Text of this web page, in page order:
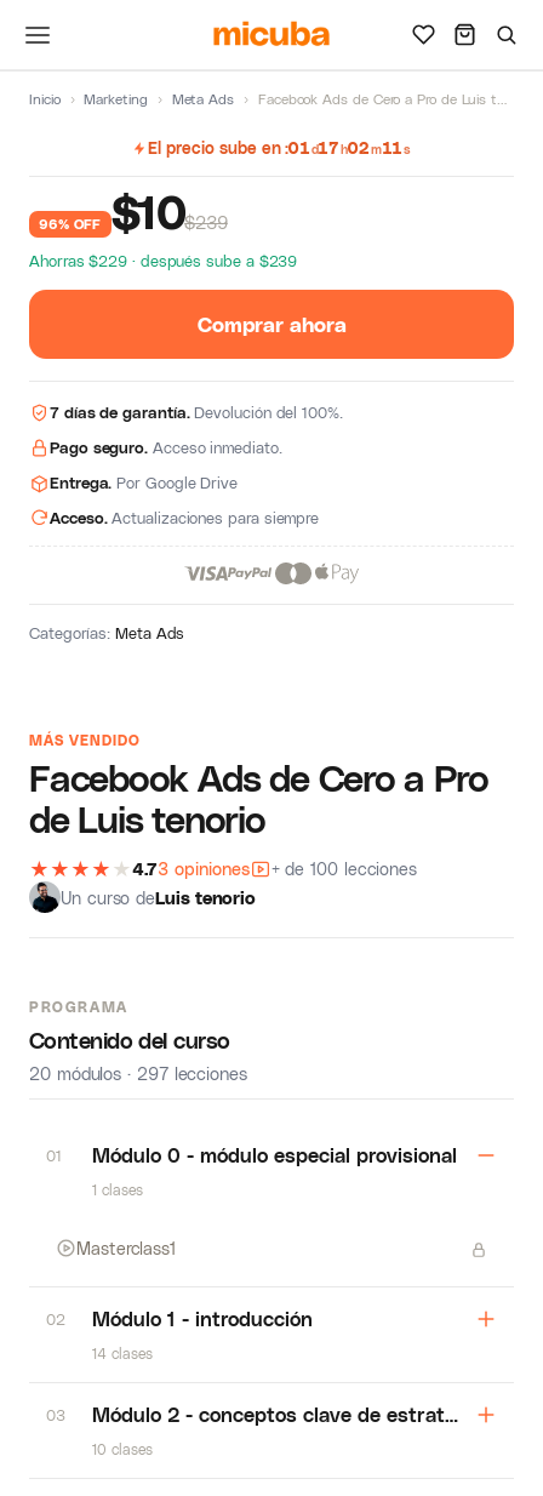
Inicio › Marketing › Meta Ads › Facebook Ads de Cero a Pro de Luis tenorio
MÁS VENDIDO
Facebook Ads de Cero a Pro
de Luis tenorio
★ ★ ★ ★ ★4.73 opiniones
+ de 100 lecciones
Un curso deLuis tenorio
PROGRAMA
Contenido del curso
20 módulos · 297 lecciones
01 Módulo 0 - módulo especial provisional
1 clases
Masterclass1
02 Módulo 1 - introducción
14 clases
03 Módulo 2 - conceptos clave de estrategia
10 clases
El precio sube en 01d17h02m11s
96% OFF $10$239
Ahorras $229 · después sube a $239
Comprar ahora
7 días de garantía.Devolución del 100%.
Pago seguro. Acceso inmediato.
Entrega. Por Google Drive
Acceso.Actualizaciones para siempre
Categorías:Meta Ads